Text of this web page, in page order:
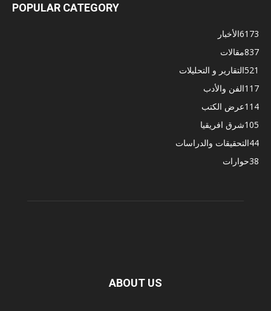
POPULAR CATEGORY
الأخبار6173
مقالات837
التقارير و التحليلات521
الفن والأدب117
عرض الكتب114
شرق افريقيا105
التحقيقات والدراسات44
حوارات38
ABOUT US